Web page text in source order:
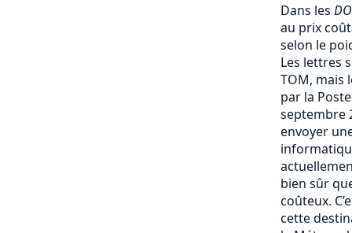
Dans les
au prix
selon le
Les lettres
TOM, mais
par la
septembre
envoyer
bien sûr
coûteux.
cette